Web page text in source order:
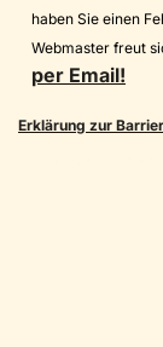
haben Sie einen
Webmaster freut
per Email!
Erklärung zur